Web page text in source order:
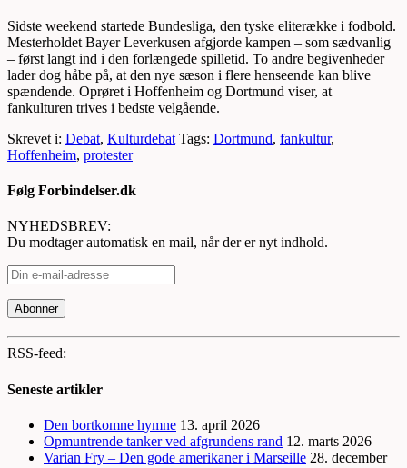
Sidste weekend startede Bundesliga, den tyske eliterække i fodbold.
Mesterholdet Bayer Leverkusen afgjorde kampen – som sædvanlig
– først langt ind i den forlængede spilletid. To andre begivenheder
lader dog håbe på, at den nye sæson i flere henseende kan blive
spændende. Oprøret i Hoffenheim og Dortmund viser, at
fankulturen trives i bedste velgående.
Skrevet i: Debat, Kulturdebat Tags: Dortmund, fankultur,
Hoffenheim, protester
Følg Forbindelser.dk
NYHEDSBREV:
Du modtager automatisk en mail, når der er nyt indhold.
RSS-feed:
Seneste artikler
Den bortkomne hymne 13. april 2026
Opmuntrende tanker ved afgrundens rand 12. marts 2026
Varian Fry – Den gode amerikaner i Marseille 28. december